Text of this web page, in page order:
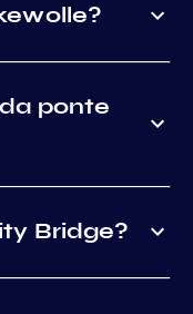
ponte
Bridge?